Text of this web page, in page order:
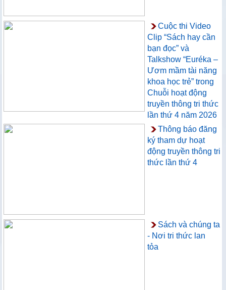
Cuộc thi Video
Clip “Sách hay cần
bạn đọc” và
Talkshow “Euréka –
Ươm mầm tài năng
khoa học trẻ” trong
Chuỗi hoạt động
truyền thông tri thức
lần thứ 4 năm 2026
Thông báo đăng
ký tham dự hoạt
động truyền thông tri
thức lần thứ 4
Sách và chúng ta
- Nơi tri thức lan
tỏa